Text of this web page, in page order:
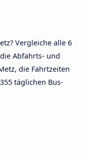
Vergleiche alle 6
Abfahrts- und
die Fahrtzeiten
täglichen Bus-